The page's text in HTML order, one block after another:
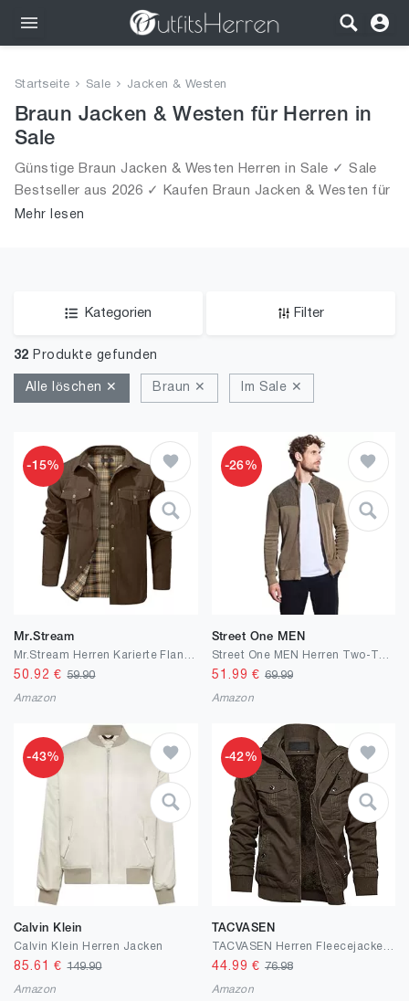
Bekleidung
Schuhe
Startseite Sale Jacken & Westen
Braun Jacken & Westen für Herren in
Sale
Günstige Braun Jacken & Westen Herren in Sale ✓ Sale
Bestseller aus 2026 ✓ Kaufen Braun Jacken & Westen für
Männer in Sale!
Mehr lesen
Kategorien Filter
32 Produkte gefunden
Alle löschen ✕ Braun ✕ Im Sale ✕
-15%
Mr.Stream
50.92 €59.90
Amazon
-26%
Street One MEN
51.99 € 69.99
Amazon
-43%
Calvin Klein
Calvin Klein Herren Jacken
85.61 €149.90
Amazon
-42%
TACVASEN
44.99 € 76.98
Amazon